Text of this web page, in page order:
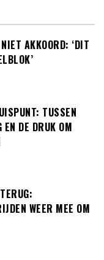
AKKOORD: ‘DIT
TUSSEN
DE DRUK OM
WEER MEE OM